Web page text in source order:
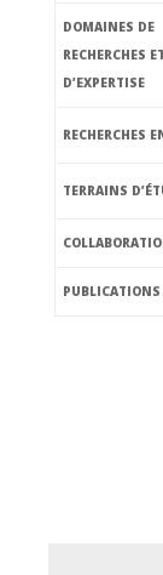
DOMAINES DE
RECHERCHES ET
D’EXPERTISE
RECHERCHES
TERRAINS
PUBLICATIONS